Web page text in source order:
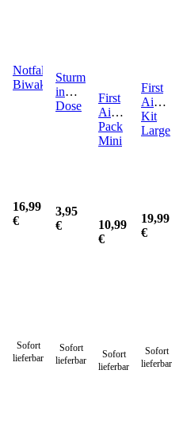
Notfall-
Biwaksack
16,99
€
Sofort
lieferbar
Sturmstreichhölzer
in
Dose
3,95
€
Sofort
lieferbar
First
Aid
Pack
Mini
10,99
€
Sofort
lieferbar
First
Aid
Kit
Large
19,99
€
Sofort
lieferbar